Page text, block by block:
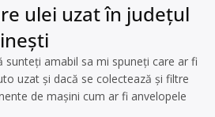
ulei uzat în județul
sunteți amabil sa mi spuneți care ar fi
uzat și dacă se colectează și filtre
de mașini cum ar fi anvelopele